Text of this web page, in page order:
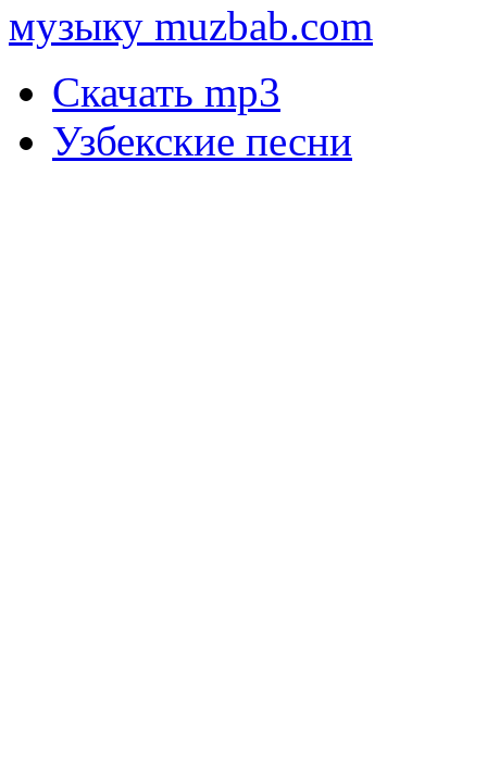
музыку muzbab.com
Скачать mp3
Узбекские песни